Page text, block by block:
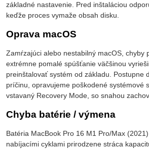
základné nastavenie. Pred inštaláciou
keďže proces vymaže obsah disku.
Oprava macOS
Zamŕzajúci alebo nestabilný macOS, chyby
extrémne pomalé spúšťanie väčšinou
preinštalovať systém od základu. Postupne
príčinu, opravujeme poškodené systémové
vstavaný Recovery Mode, so snahou
Chyba batérie / výmena
Batéria MacBook Pro 16 M1 Pro/Max
nabíjacími cyklami prirodzene stráca